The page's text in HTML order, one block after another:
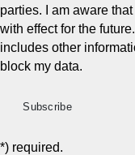
parties. I am aware
with effect for the
includes other
block my data.
*) required.